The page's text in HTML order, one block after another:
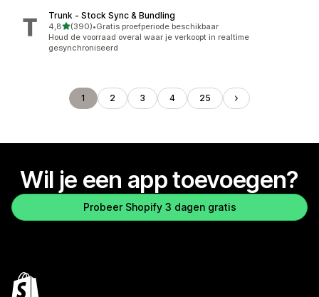
Trunk ‑ Stock Sync & Bundling
4,8van 5 sterren
(390)
390 recensies in totaal
•Gratis proefperiode beschikbaar
Houd de voorraad overal waar je verkoopt in realtime
gesynchroniseerd
1 2 3 4 25
Wil je een app toevoegen?
Probeer Shopify 3 dagen gratis